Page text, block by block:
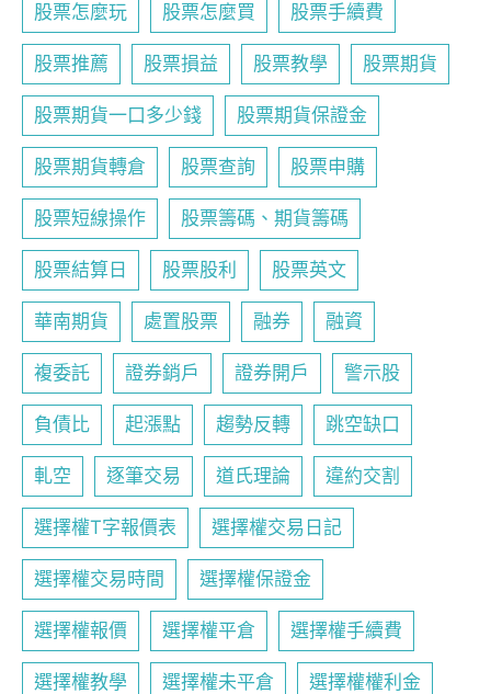
股票怎麼玩 股票怎麼買 股票手續費
股票推薦 股票損益 股票教學 股票期貨
股票期貨一口多少錢 股票期貨保證金
股票期貨轉倉 股票查詢 股票申購
股票短線操作 股票籌碼、期貨籌碼
股票結算日 股票股利 股票英文
華南期貨 處置股票 融券 融資
複委託 證券銷戶 證券開戶 警示股
負債比 起漲點 趨勢反轉 跳空缺口
軋空 逐筆交易 道氏理論 違約交割
選擇權T字報價表 選擇權交易日記
選擇權交易時間 選擇權保證金
選擇權報價 選擇權平倉 選擇權手續費
選擇權教學 選擇權未平倉 選擇權權利金